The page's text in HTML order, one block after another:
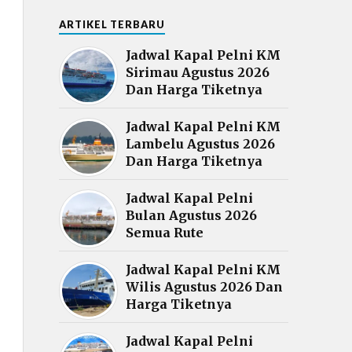
ARTIKEL TERBARU
Jadwal Kapal Pelni KM
Sirimau Agustus 2026
Dan Harga Tiketnya
Jadwal Kapal Pelni KM
Lambelu Agustus 2026
Dan Harga Tiketnya
Jadwal Kapal Pelni
Bulan Agustus 2026
Semua Rute
Jadwal Kapal Pelni KM
Wilis Agustus 2026 Dan
Harga Tiketnya
Jadwal Kapal Pelni